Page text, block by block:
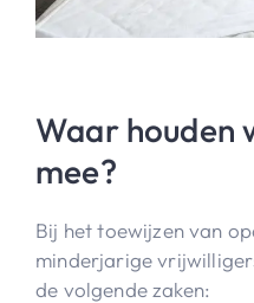
Waar houden
mee?
Bij het toewijzen van
minderjarige
de volgende zaken: